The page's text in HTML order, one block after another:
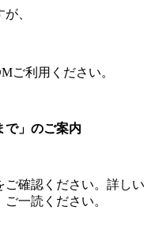
、
ご利用ください。
で」のご案内
ご確認ください。詳しい
一読ください。